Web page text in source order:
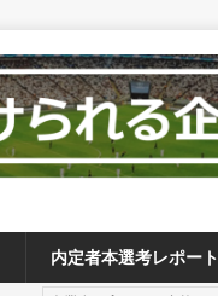
内定者本選考レポート